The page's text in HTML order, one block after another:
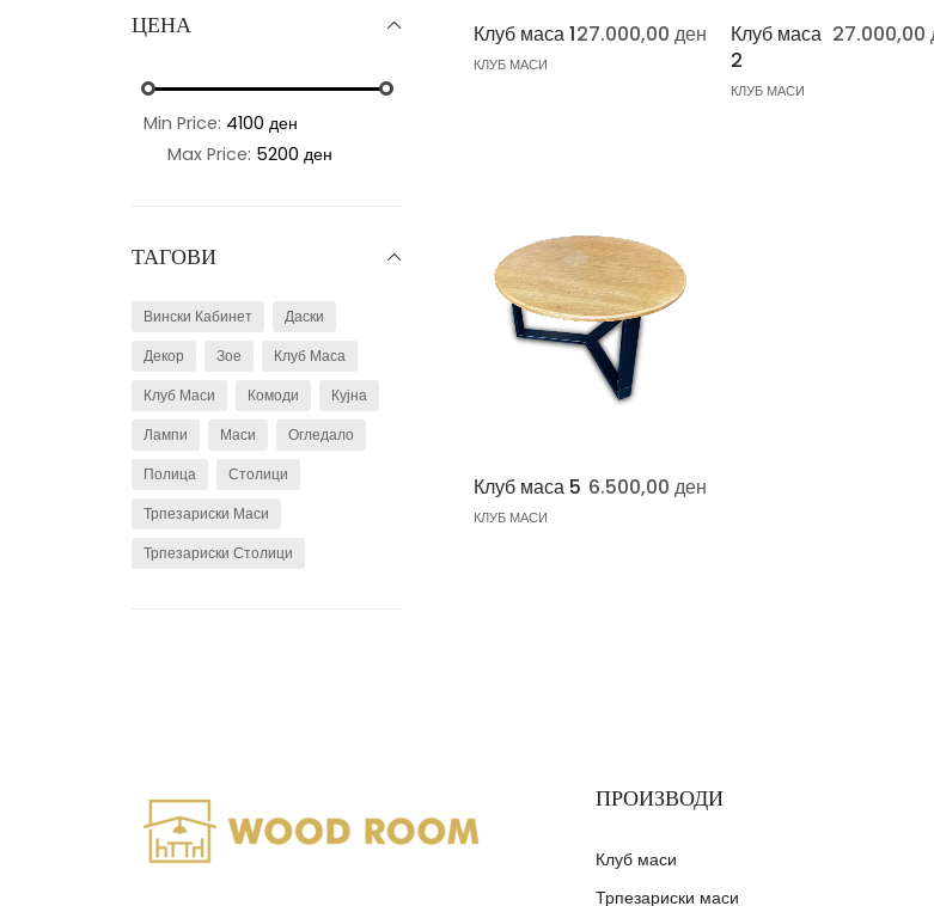
ЦЕНА
Min Price: 4100 ден
Max Price: 5200 ден
ТАГОВИ
Вински Кабинет
Даски
Декор
Зое
Клуб Маса
Клуб Маси
Комоди
Кујна
Лампи
Маси
Огледало
Полица
Столици
Трпезариски Маси
Трпезариски Столици
Клуб маса 1
КЛУБ МАСИ
27.000,00 ден
Клуб маса
2
КЛУБ МАСИ
27.000,00
Клуб маса 5
КЛУБ МАСИ
6.500,00 ден
ПРОИЗВОДИ
Клуб маси
Трпезариски маси